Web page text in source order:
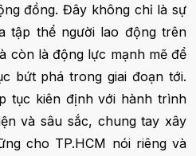
đồng. Đây không chỉ là sự
tập thể người lao động trên
còn là động lực mạnh mẽ để
bứt phá trong giai đoạn tới.
tục kiên định với hành trình
và sâu sắc, chung tay xây
cho TP.HCM nói riêng và